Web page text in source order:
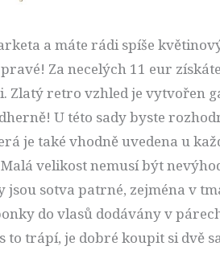
a máte rádi spíše
Za necelých 11 eur
Zlatý retro vzhled je vytvořen
U této sady byste
je také vhodně uvedena u
velikost nemusí být
sotva patrné, zejména v
do vlasů dodávány v
trápí, je dobré koupit si dvě